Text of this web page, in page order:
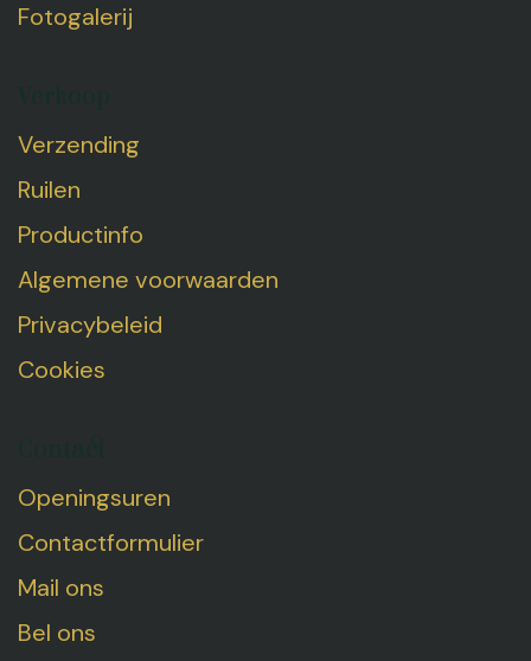
Fotogalerij
Verzending
Ruilen
Productinfo
Algemene voorwaarden
Privacybeleid
Cookies
Openingsuren
Contactformulier
Mail ons
Bel ons